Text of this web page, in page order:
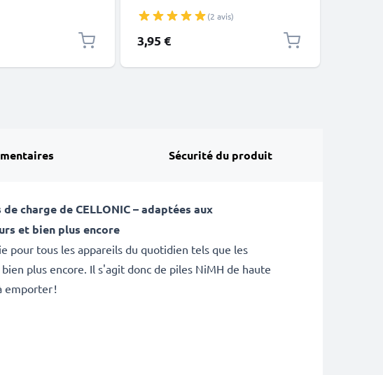
(2 avis)
3,95 €
Sécurité du produit
charge de CELLONIC – adaptées aux
et bien plus encore
pour tous les appareils du quotidien tels que les
plus encore. Il s'agit donc de piles NiMH de haute
emporter !